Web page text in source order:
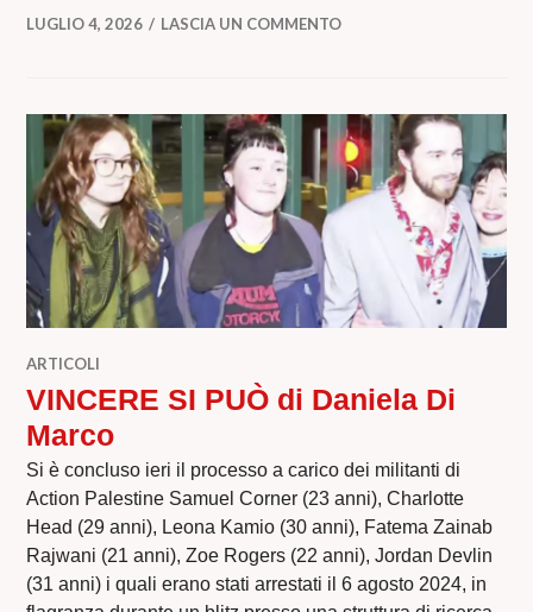
LUGLIO 4, 2026 LASCIA UN COMMENTO
ARTICOLI
VINCERE SI PUÒ di Daniela Di
Marco
Si è concluso ieri il processo a carico dei militanti di
Action Palestine Samuel Corner (23 anni), Charlotte
Head (29 anni), Leona Kamio (30 anni), Fatema Zainab
Rajwani (21 anni), Zoe Rogers (22 anni), Jordan Devlin
(31 anni) i quali erano stati arrestati il 6 agosto 2024, in